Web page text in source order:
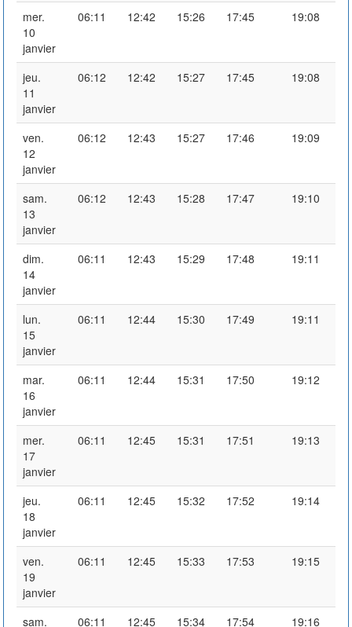
mer.
10
janvier
06:11 12:42 15:26 17:45 19:08
jeu.
11
janvier
06:12 12:42 15:27 17:45 19:08
ven.
12
janvier
06:12 12:43 15:27 17:46 19:09
sam.
13
janvier
06:12 12:43 15:28 17:47 19:10
dim.
14
janvier
06:11 12:43 15:29 17:48 19:11
lun.
15
janvier
06:11 12:44 15:30 17:49 19:11
mar.
16
janvier
06:11 12:44 15:31 17:50 19:12
mer.
17
janvier
06:11 12:45 15:31 17:51 19:13
jeu.
18
janvier
06:11 12:45 15:32 17:52 19:14
ven.
19
janvier
06:11 12:45 15:33 17:53 19:15
sam. 06:11 12:45 15:34 17:54 19:16